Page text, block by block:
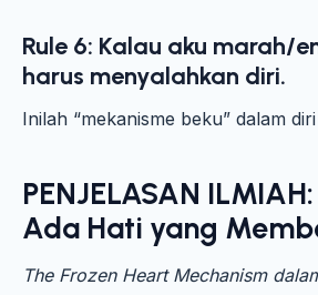
Rule 6: Kalau aku marah/
harus menyalahkan diri.
Inilah “mekanisme beku” dalam
PENJELASAN
Ada Hati yang
The Frozen Heart Mechanism